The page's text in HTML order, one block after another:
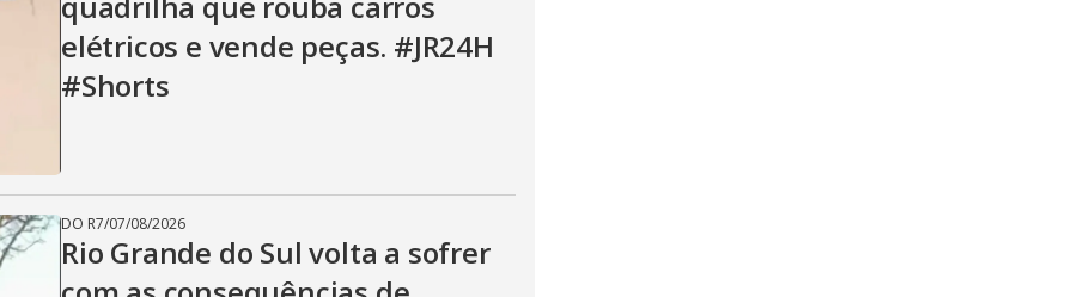
elétricos e vende peças. #JR24H
#Shorts
DO R7/07/08/2026
Rio Grande do Sul volta a sofrer